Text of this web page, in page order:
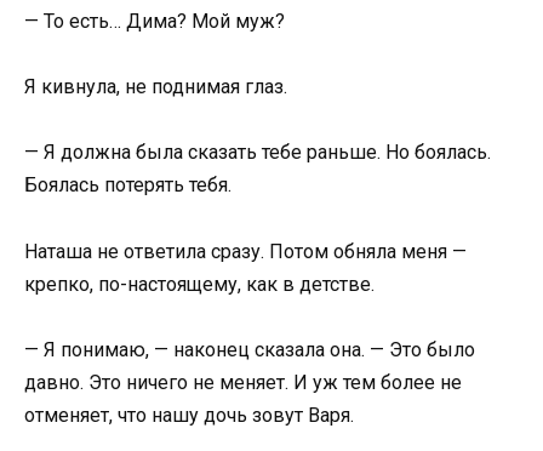
— То есть… Дима? Мой муж?
Я кивнула, не поднимая глаз.
— Я должна была сказать тебе раньше. Но боялась.
Боялась потерять тебя.
Наташа не ответила сразу. Потом обняла меня —
крепко, по-настоящему, как в детстве.
— Я понимаю, — наконец сказала она. — Это было
давно. Это ничего не меняет. И уж тем более не
отменяет, что нашу дочь зовут Варя.